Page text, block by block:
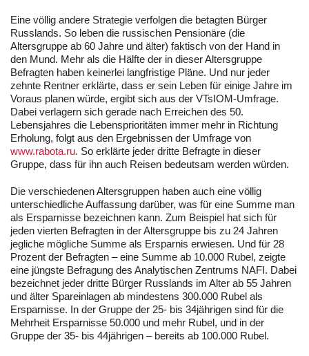
Eine völlig andere Strategie verfolgen die betagten Bürger
Russlands. So leben die russischen Pensionäre (die
Altersgruppe ab 60 Jahre und älter) faktisch von der Hand in
den Mund. Mehr als die Hälfte der in dieser Altersgruppe
Befragten haben keinerlei langfristige Pläne. Und nur jeder
zehnte Rentner erklärte, dass er sein Leben für einige Jahre im
Voraus planen würde, ergibt sich aus der VTsIOM-Umfrage.
Dabei verlagern sich gerade nach Erreichen des 50.
Lebensjahres die Lebensprioritäten immer mehr in Richtung
Erholung, folgt aus den Ergebnissen der Umfrage von
www.rabota.ru. So erklärte jeder dritte Befragte in dieser
Gruppe, dass für ihn auch Reisen bedeutsam werden würden.
Die verschiedenen Altersgruppen haben auch eine völlig
unterschiedliche Auffassung darüber, was für eine Summe man
als Ersparnisse bezeichnen kann. Zum Beispiel hat sich für
jeden vierten Befragten in der Altersgruppe bis zu 24 Jahren
jegliche mögliche Summe als Ersparnis erwiesen. Und für 28
Prozent der Befragten – eine Summe ab 10.000 Rubel, zeigte
eine jüngste Befragung des Analytischen Zentrums NAFI. Dabei
bezeichnet jeder dritte Bürger Russlands im Alter ab 55 Jahren
und älter Spareinlagen ab mindestens 300.000 Rubel als
Ersparnisse. In der Gruppe der 25- bis 34jährigen sind für die
Mehrheit Ersparnisse 50.000 und mehr Rubel, und in der
Gruppe der 35- bis 44jährigen – bereits ab 100.000 Rubel.